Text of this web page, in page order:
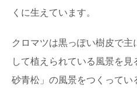
北山杉、北
木材を使った施
くに生えています。
クロマツは黒っぽい樹皮で主
して植えられている風景を
砂青松」の風景をつくってい